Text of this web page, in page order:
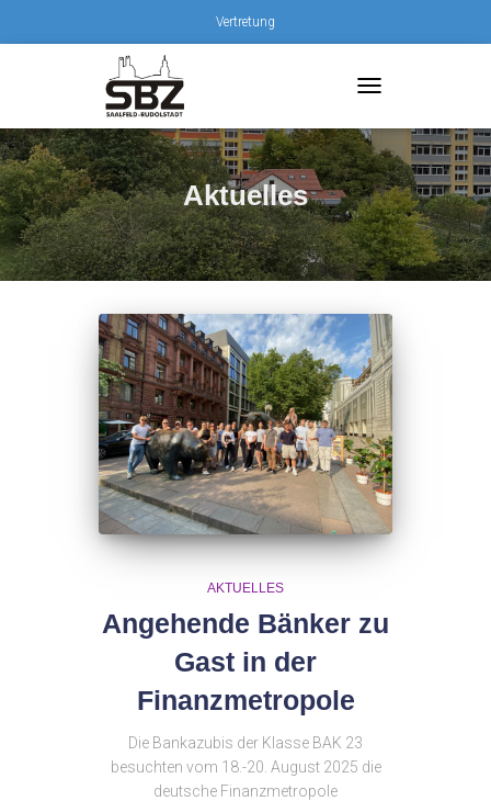
Vertretung
Aktuelles
AKTUELLES
Angehende Bänker zu
Gast in der
Finanzmetropole
Die Bankazubis der Klasse BAK 23
besuchten vom 18.-20. August 2025 die
deutsche Finanzmetropole